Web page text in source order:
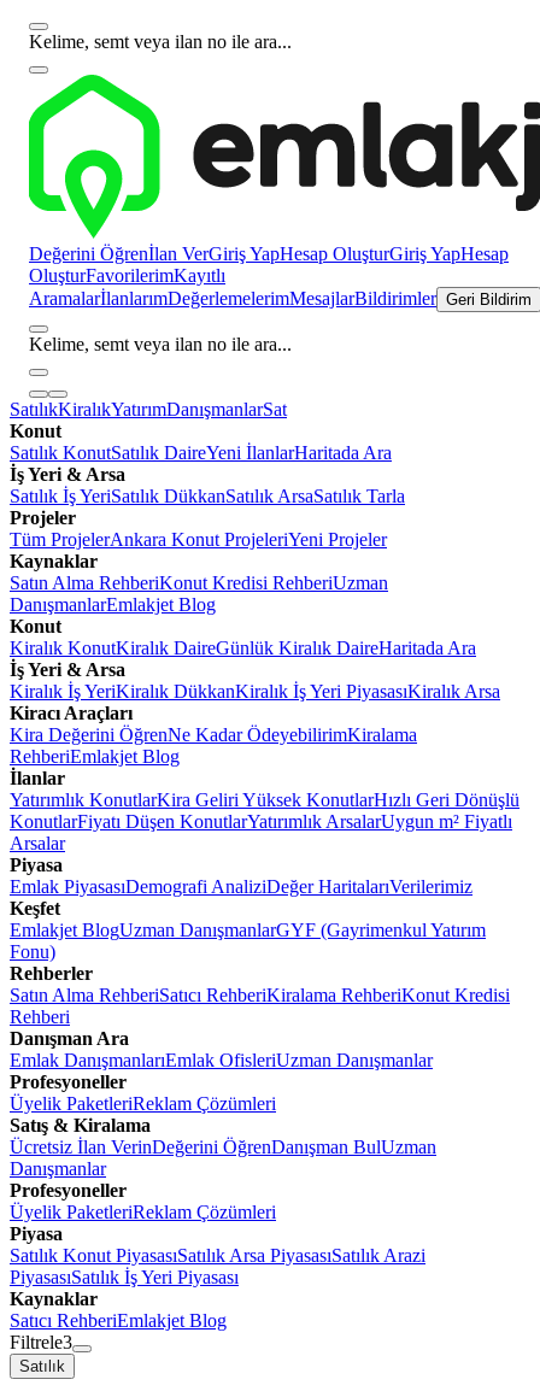
Kelime, semt veya ilan no ile ara...
Değerini Öğrenİlan VerGiriş YapHesap OluşturGiriş YapHesap
OluşturFavorilerimKayıtlı
AramalarİlanlarımDeğerlemelerimMesajlarBildirimler Geri Bildirim
Kelime, semt veya ilan no ile ara...
SatılıkKiralıkYatırımDanışmanlarSat
Konut
Satılık KonutSatılık DaireYeni İlanlarHaritada Ara
İş Yeri & Arsa
Satılık İş YeriSatılık DükkanSatılık ArsaSatılık Tarla
Projeler
Tüm ProjelerAnkara Konut ProjeleriYeni Projeler
Kaynaklar
Satın Alma RehberiKonut Kredisi RehberiUzman
DanışmanlarEmlakjet Blog
Konut
Kiralık KonutKiralık DaireGünlük Kiralık DaireHaritada Ara
İş Yeri & Arsa
Kiralık İş YeriKiralık DükkanKiralık İş Yeri PiyasasıKiralık Arsa
Kiracı Araçları
Kira Değerini ÖğrenNe Kadar ÖdeyebilirimKiralama
RehberiEmlakjet Blog
İlanlar
Yatırımlık KonutlarKira Geliri Yüksek KonutlarHızlı Geri Dönüşlü
KonutlarFiyatı Düşen KonutlarYatırımlık ArsalarUygun m² Fiyatlı
Arsalar
Piyasa
Emlak PiyasasıDemografi AnaliziDeğer HaritalarıVerilerimiz
Keşfet
Emlakjet BlogUzman DanışmanlarGYF (Gayrimenkul Yatırım
Fonu)
Rehberler
Satın Alma RehberiSatıcı RehberiKiralama RehberiKonut Kredisi
Rehberi
Danışman Ara
Emlak DanışmanlarıEmlak OfisleriUzman Danışmanlar
Profesyoneller
Üyelik PaketleriReklam Çözümleri
Satış & Kiralama
Ücretsiz İlan VerinDeğerini ÖğrenDanışman BulUzman
Danışmanlar
Profesyoneller
Üyelik PaketleriReklam Çözümleri
Piyasa
Satılık Konut PiyasasıSatılık Arsa PiyasasıSatılık Arazi
PiyasasıSatılık İş Yeri Piyasası
Kaynaklar
Satıcı RehberiEmlakjet Blog
Filtrele3
Satılık